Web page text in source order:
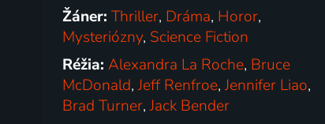
Žáner:Thriller, Dráma, Horor,
Mysteriózny, Science Fiction
Réžia:Alexandra La Roche, Bruce
McDonald,Jeff Renfroe,Jennifer Liao,
Brad Turner,Jack Bender